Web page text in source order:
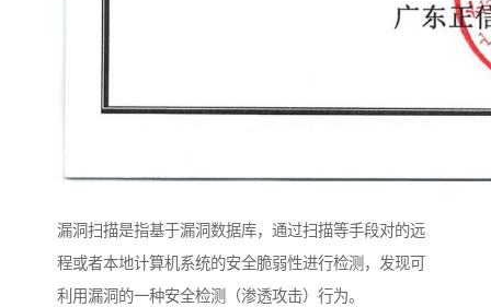
漏洞扫描是指基于漏洞数据库，通过扫描等手段对的远
程或者本地计算机系统的安全脆弱性进行检测，发现可
利用漏洞的一种安全检测（渗透攻击）行为。